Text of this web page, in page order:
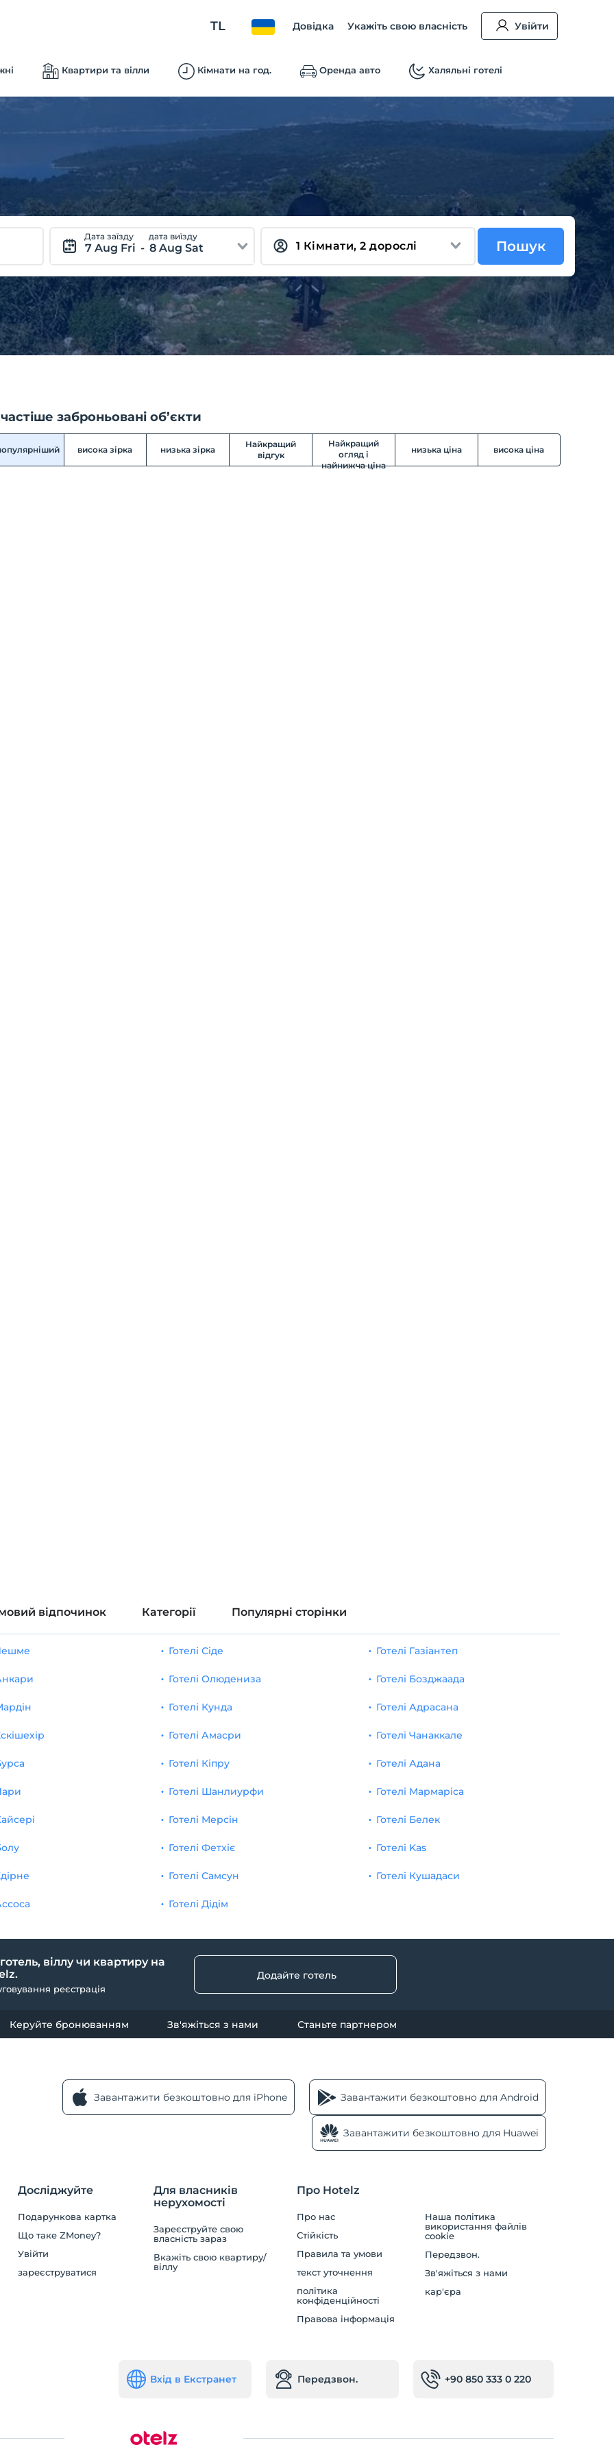
TL Довідка Укажіть свою власність Увійти
Квартири та вілли Кімнати на год. Оренда авто Халяльні готелі
Дата заїзду
7 Aug Fri -
дата виїзду
8 Aug Sat Пошук
заброньовані об’єкти
висока зірка низька зірка
Найкращий
відгук
Найкращий
огляд і
найнижча ціна
низька ціна висока ціна
відпочинок Категорії Популярні сторінки
Готелі Сіде
Готелі Олюдениза
Готелі Кунда
Готелі Амасри
Готелі Кіпру
Готелі Газіантеп
Готелі Бозджаада
Готелі Адрасана
Готелі Чанаккале
Готелі Адана
Готелі Шанлиурфи
Готелі Мерсін
Готелі Фетхіє
Готелі Самсун
Готелі Дідім
Готелі Мармаріса
Готелі Белек
Готелі Kas
Готелі Кушадаси
готель, віллу чи квартиру на
реєстрація
Додайте готель
Керуйте бронюванням Зв'яжіться з нами Станьте партнером
Завантажити безкоштовно для iPhone Завантажити безкоштовно для Android
Завантажити безкоштовно для Huawei
Досліджуйте
Подарункова картка
Що таке ZMoney?
Увійти
зареєструватися
Для власників
нерухомості
Зареєструйте свою
власність зараз
Вкажіть свою квартиру/
віллу
Про Hotelz
Про нас
Стійкість
Правила та умови
текст уточнення
політика
конфіденційності
Правова інформація
Наша політика
використання файлів
cookie
Передзвон.
Зв'яжіться з нами
кар'єра
Вхід в Екстранет Передзвон. +90 850 333 0 220